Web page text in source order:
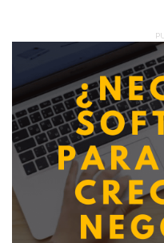
Deseo
Servicios
Al enviar